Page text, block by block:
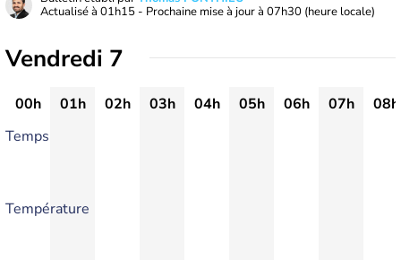
Actualisé à 01h15 - Prochaine mise à jour à 07h30 (heure locale)
Vendredi 7
00h 01h 02h 03h 04h 05h 06h 07h
08h
Temps
Température